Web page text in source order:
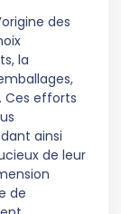
des
la
Ces efforts
ainsi
de leur
de